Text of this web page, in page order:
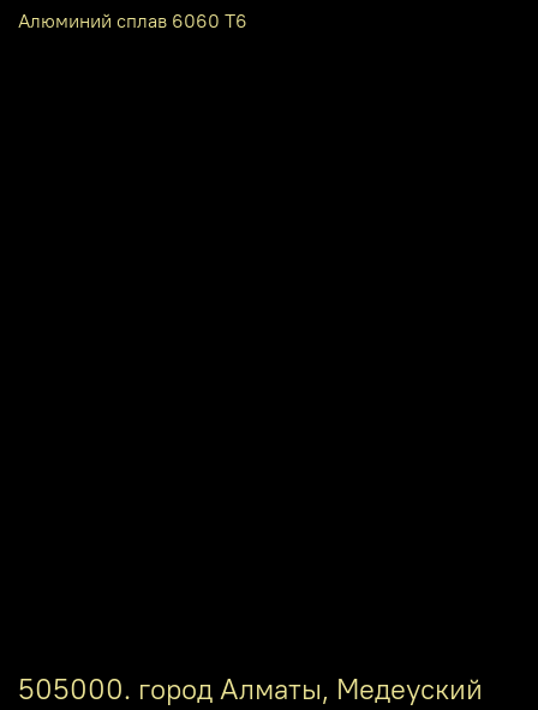
Алюминий сплав 6060 Т6
505000. город Алматы, Медеуский